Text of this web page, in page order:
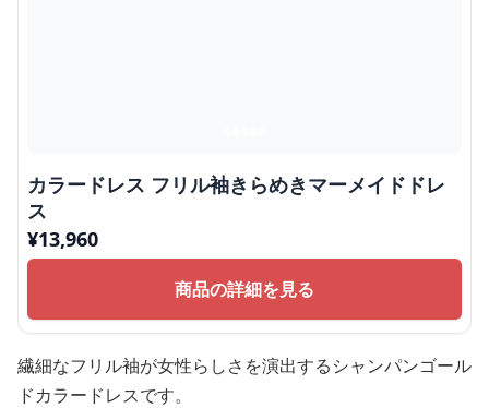
カラードレス フリル袖きらめきマーメイドドレ
ス
¥13,960
商品の詳細を見る
繊細なフリル袖が女性らしさを演出するシャンパンゴール
ドカラードレスです。